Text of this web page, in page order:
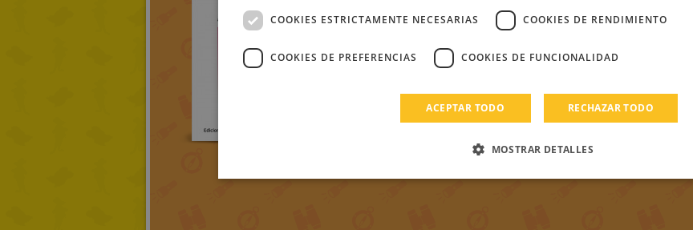
COOKIES ESTRICTAMENTE NECESARIAS COOKIES DE RENDIMIENTO
COOKIES DE PREFERENCIAS COOKIES DE FUNCIONALIDAD
ACEPTAR TODO RECHAZAR TODO
MOSTRAR DETALLES